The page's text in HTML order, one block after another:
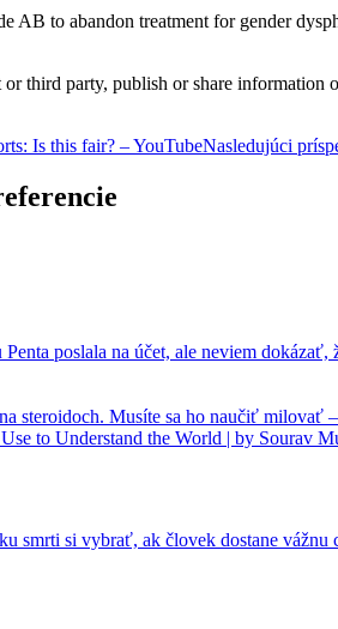
AB to abandon treatment for gender
third party, publish or share
Is this fair? – YouTubeNasledujúci
poslala na účet, ale neviem
steroidoch. Musíte sa ho naučiť
to Understand the World | by Sourav
smrti si vybrať, ak človek dostane vážnu